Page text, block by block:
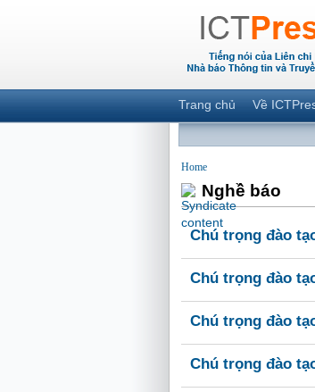
Trang chủ Về
Home
Nghề báo
Chú trọng đào
Chú trọng đào
Chú trọng đào
Chú trọng đào